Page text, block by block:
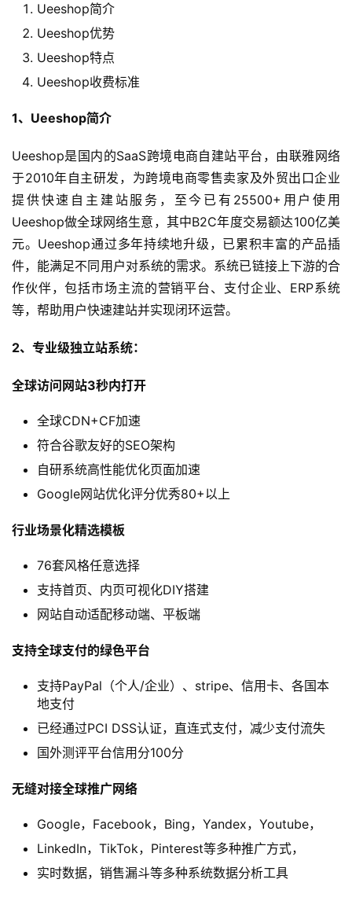
Ueeshop简介
Ueeshop优势
Ueeshop特点
Ueeshop收费标准
1、Ueeshop简介
Ueeshop是国内的SaaS跨境电商自建站平台，由联雅网络
于2010年自主研发，为跨境电商零售卖家及外贸出口企业
提供快速自主建站服务，至今已有25500+用户使用
Ueeshop做全球网络生意，其中B2C年度交易额达100亿美
元。Ueeshop通过多年持续地升级，已累积丰富的产品插
件，能满足不同用户对系统的需求。系统已链接上下游的合
作伙伴，包括市场主流的营销平台、支付企业、ERP系统
等，帮助用户快速建站并实现闭环运营。
2、专业级独立站系统：
全球访问网站3秒内打开
全球CDN+CF加速
符合谷歌友好的SEO架构
自研系统高性能优化页面加速
Google网站优化评分优秀80+以上
行业场景化精选模板
76套风格任意选择
支持首页、内页可视化DIY搭建
网站自动适配移动端、平板端
支持全球支付的绿色平台
支持PayPal（个人/企业）、stripe、信用卡、各国本
地支付
已经通过PCI DSS认证，直连式支付，减少支付流失
国外测评平台信用分100分
无缝对接全球推广网络
Google，Facebook，Bing，Yandex，Youtube，
LinkedIn，TikTok，Pinterest等多种推广方式，
实时数据，销售漏斗等多种系统数据分析工具